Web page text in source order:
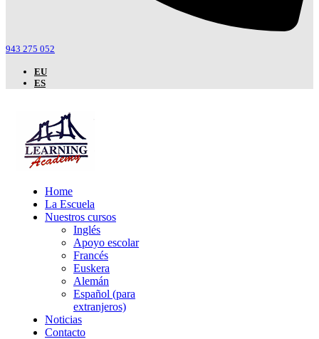
943 275 052
EU
ES
Home
La Escuela
Nuestros cursos
Inglés
Apoyo escolar
Francés
Euskera
Alemán
Español (para
extranjeros)
Noticias
Contacto